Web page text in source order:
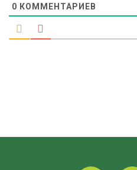
0 КОММЕНТАРИЕВ